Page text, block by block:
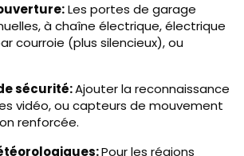
Les portes de garage
à chaîne électrique, électrique
courroie (plus silencieux), ou
sécurité:Ajouter la reconnaissance
vidéo, ou capteurs de mouvement
renforcée.
Pour les régions